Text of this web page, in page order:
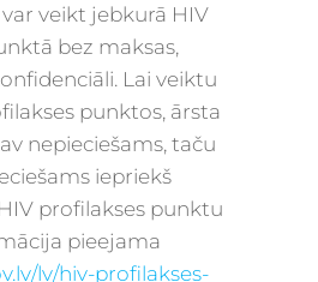
veikt jebkurā HIV
bez maksas,
Lai veiktu
punktos, ārsta
nepieciešams, taču
iepriekš
profilakses punktu
pieejama
lv/hiv-profilakses-